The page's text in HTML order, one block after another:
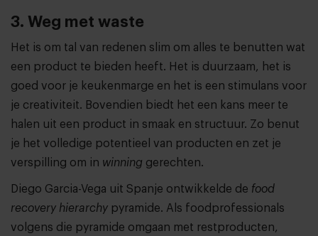
3. Weg met waste
Het is om tal van redenen slim om alles te benutten wat
een product te bieden heeft. Het is duurzaam, het is
goed voor je keukenmarge en het is een stimulans voor
je creativiteit. Bovendien biedt het een kans meer te
halen uit een product in smaak en structuur. Zo benut
je het volledige potentieel van producten en zet je
verspilling om in winning gerechten.
Diego Garcia-Vega uit Spanje ontwikkelde de food
recovery hierarchy pyramide. Als foodprofessionals
volgens die pyramide omgaan met restproducten,